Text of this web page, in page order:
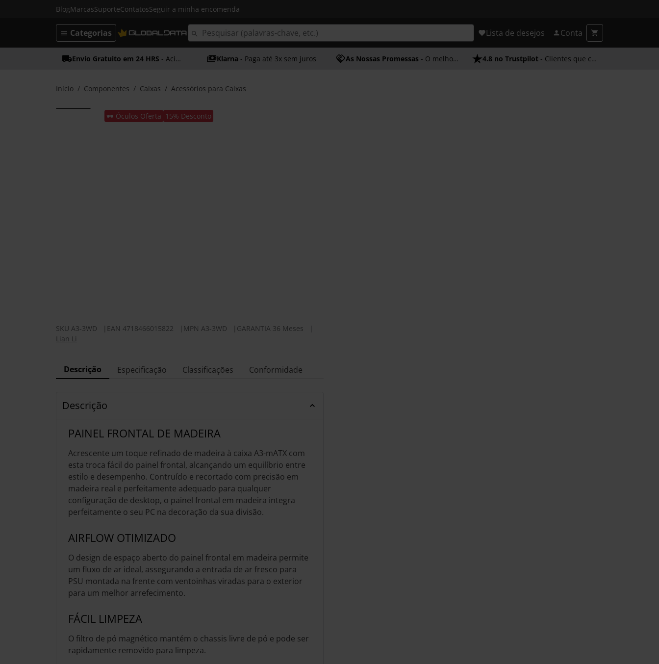
BlogMarcasSuporteContatosSeguir a minha encomenda
Lista de desejos Conta
Categorias
Envio Gratuito em 24 HRS - Acima dos 50€ Klarna - Paga até 3x sem juros As Nossas Promessas - O melhor atendimento 4.8 no Trustpilot - Clientes que confiam em nós
Início Componentes Caixas Acessórios para Caixas
🕶️ Óculos Oferta 15% Desconto
SKU A3-3WD EAN 4718466015822 MPN A3-3WD GARANTIA 36 Meses
Lian Li
Descrição Especificação Classificações Conformidade
Descrição
PAINEL FRONTAL DE MADEIRA
Acrescente um toque refinado de madeira à caixa A3-mATX com
esta troca fácil do painel frontal, alcançando um equilíbrio entre
estilo e desempenho. Contruído e recortado com precisão em
madeira real e perfeitamente adequado para qualquer
configuração de desktop, o painel frontal em madeira integra
perfeitamente o seu PC na decoração da sua divisão.
AIRFLOW OTIMIZADO
O design de espaço aberto do painel frontal em madeira permite
um fluxo de ar ideal, assegurando a entrada de ar fresco para
PSU montada na frente com ventoinhas viradas para o exterior
para um melhor arrefecimento.
FÁCIL LIMPEZA
O filtro de pó magnético mantém o chassis livre de pó e pode ser
rapidamente removido para limpeza.